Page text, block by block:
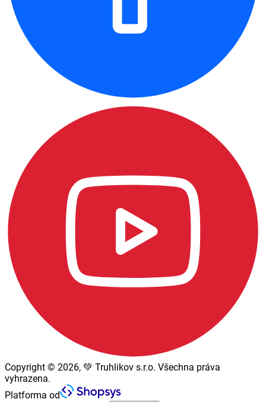
Copyright © 2026, 💚 Truhlikov s.r.o. Všechna práva
vyhrazena.
Platforma od